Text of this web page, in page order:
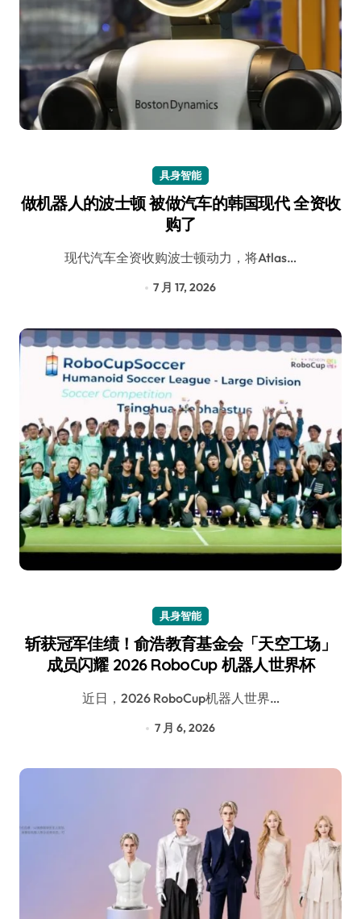
具身智能
做机器人的波士顿 被做汽车的韩国现代 全资收
购了
现代汽车全资收购波士顿动力，将Atlas…
7 月 17, 2026
具身智能
斩获冠军佳绩！俞浩教育基金会「天空工场」
成员闪耀 2026 RoboCup 机器人世界杯
近日，2026 RoboCup机器人世界…
7 月 6, 2026